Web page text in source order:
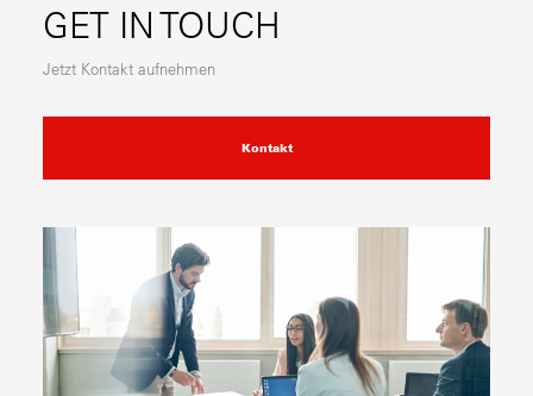
GET IN TOUCH
Jetzt Kontakt aufnehmen
Kontakt